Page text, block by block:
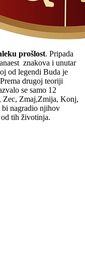
prošlost. Pripada
znakova i unutar
od legendi Buda je
drugoj teoriji
se samo 12
Zec, Zmaj,Zmija, Konj,
nagradio njihov
tih životinja.